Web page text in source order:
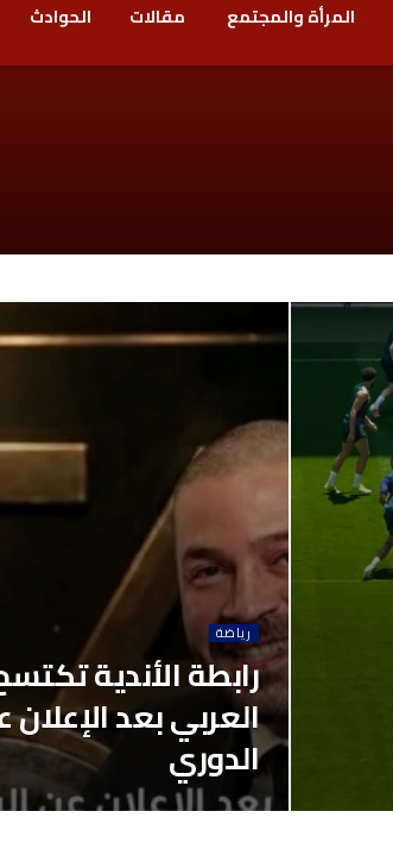
‏المرأة والمجتمع ‏ مقالات ‏الحوادث
رياضة
رابطة الأندية
العربي بعد الإعلان
الدوري